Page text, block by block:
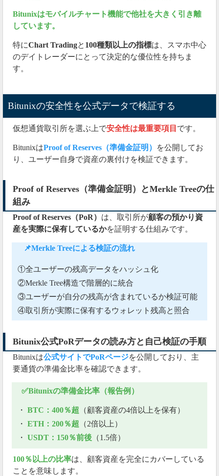
Bitunixはモバイルチャート機能で他社を大きく引き離
しています。
特にChart Tradingと 100種類以上の指標は、スマホ中心
のデイトレーダーにとって決定的な優位性を持ちま
す。
Bitunixの安全性を公式データで検証する
仮想通貨取引所を選ぶ上で安全性は最重要項目 です。
BitunixはProof of Reserves（準備金証明）
を公開してお
り、ユーザー自身で資産の裏付けを検証できます。
Proof of Reserves（準備金証明）とMerkle Treeの仕
組み
Proof of Reserves（PoR） は、取引所が顧客の預かり資
産を実際に保有しているかを証明する仕組みです。
📌Merkle Treeによる検証の流れ
①全ユーザーの残高データをハッシュ化
②Merkle Tree構造で階層的に統合
③ユーザーが自分の残高が含まれているか検証可能
④取引所が実際に保有するウォレット残高と照合
Bitunix公式PoRデータの読み方と自己検証の手順
Bitunixは公式サイトでPoRページを公開しており、主
要通貨の準備金比率を確認できます。
✅Bitunixの準備金比率（報告例）
・ BTC：400％超 （顧客資産の4倍以上を保有）
・ ETH：200％超 （2倍以上）
・ USDT：150％前後 （1.5倍）
100％以上の比率は、顧客資産を完全にカバーしている
ことを意味します。